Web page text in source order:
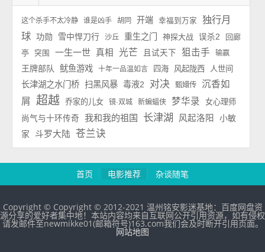
这个杀手不太冷静 谁是凶手 胡同 开端 幸福到万家
独行月
球 功勋 雪中悍刀行 沙丘 重生之门 神探大战 误杀2
回廊
亭
突围 一生一世 真相 光芒 且试天下 狙击手 输赢
王牌部队 鱿鱼游戏 十年一品温如言 四海 风起陇西 人世间
长津湖之水门桥 扫黑风暴 毒液2 对决 甄嬛传
沉香如
屑
超越 乔家的儿女 镜·双城 新蝙蝠侠 梦华录
女心理师
尚气与十环传奇
我和我的祖国 长津湖 风起洛阳
小敏
家
斗罗大陆 苍兰诀
首页 电影推荐 杂谈随笔
Copyright © Copyright © 2012-2021 温州铭安影迷基地：百度网盘资
源分享的爱好者集中地！本站内容均来自互联网公开引用资源，如有侵权
请发邮件至newmikke01(邮箱符号)163.com我们会及时断开引用页面。
网站地图